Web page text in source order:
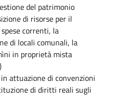
del patrimonio
di risorse per il
correnti, la
di locali comunali, la
in proprietà mista
attuazione di convenzioni
di diritti reali sugli